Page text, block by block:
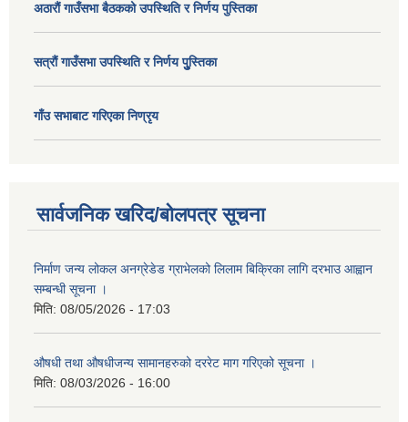
अठाराैं गाउँसभा बैठकको उपस्थिति र निर्णय पुस्तिका
सत्राैं गाउँसभा उपस्थिति र निर्णय पुु्स्तिका
गाँउ सभाबाट गरिएका निण्रृय
सार्वजनिक खरिद/बोलपत्र सूचना
निर्माण जन्य लोकल अनग्रेडेड ग्राभेलको लिलाम बिक्रिका लागि दरभाउ आह्वान
सम्बन्धी सूचना ।
मिति: 08/05/2026 - 17:03
औषधी तथा औषधीजन्य सामानहरुको दररेट माग गरिएको सूचना ।
मिति: 08/03/2026 - 16:00